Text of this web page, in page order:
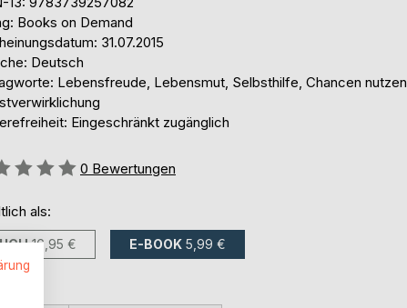
Books on Demand
31.07.2015
Deutsch
Lebensfreude, Lebensmut, Selbsthilfe, Chancen nutzen,
Eingeschränkt zugänglich
0 Bewertungen
als:
16,95 € E-BOOK 5,99 €